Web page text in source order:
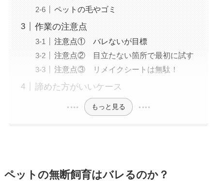
ペットの毛やゴミ
作業の注意点
注意点① バレないが目標
注意点② 目立たない箇所で最初に試す
注意点③ リメイクシートは無駄！
諦めた方がいいケース
もっと見る
ペットの無断飼育はバレるのか？